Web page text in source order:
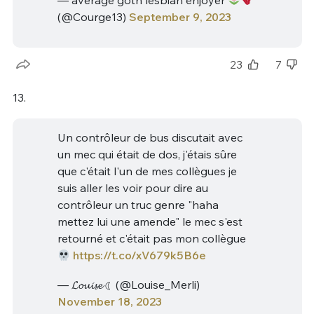
(@Courge13) September 9, 2023
23 7
13.
Un contrôleur de bus discutait avec
un mec qui était de dos, j'étais sûre
que c'était l'un de mes collègues je
suis aller les voir pour dire au
contrôleur un truc genre "haha
mettez lui une amende" le mec s'est
retourné et c'était pas mon collègue
https://t.co/xV679k5B6e
— 𝓛𝓸𝓾𝓲𝓼𝓮 ☾ (@Louise_Merli)
November 18, 2023